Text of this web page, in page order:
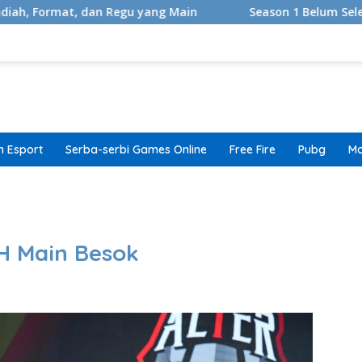
Regu yang Main Season 1 Belum Selesai, Adaptasi
Esport Serba-serbi Games Online Free Fire Pubg
Main Besok